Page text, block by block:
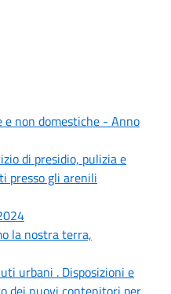
e non domestiche - Anno
di presidio, pulizia e
presso gli arenili
la nostra terra,
urbani . Disposizioni e